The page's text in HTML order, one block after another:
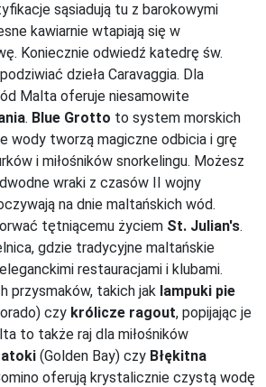
sąsiadują tu z barokowymi
kawiarnie wtapiają się w
Koniecznie odwiedź katedrę św.
dzieła Caravaggia. Dla
Malta oferuje niesamowite
. Blue Grotto to system morskich
wody tworzą magiczne odbicia i grę
i miłośników snorkelingu. Możesz
wraki z czasów II wojny
na dnie maltańskich wód.
tętniącemu życiem St. Julian's.
gdzie tradycyjne maltańskie
restauracjami i klubami.
przysmaków, takich jak lampuki pie
czy królicze ragout, popijając je
to także raj dla miłośników
(Golden Bay) czy Błękitna
oferują krystalicznie czystą wodę